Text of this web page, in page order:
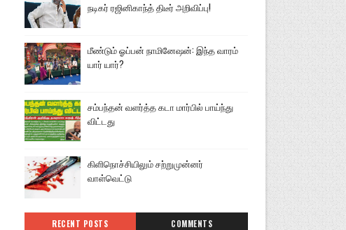
நடிகர் ரஜினிகாந்த் திடீர் அறிவிப்பு!
மீண்டும் ஓப்பன் நாமினேஷன்: இந்த வாரம்
யார் யார்?
சம்பந்தன் வளர்த்த கடா மார்பில் பாய்ந்து
விட்டது
கிளிநொச்சியிலும் சற்றுமுன்னர்
வாள்வெட்டு
RECENT POSTS COMMENTS